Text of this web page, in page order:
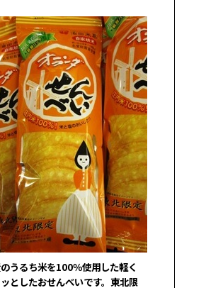
うるち米を100％使用した軽く
としたおせんべいです。東北限